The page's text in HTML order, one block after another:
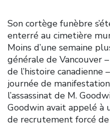
Son cortège funèbre
enterré au cimetière
Moins d’une semaine
générale de Vancouver
de l’histoire canadienne
journée de
l’assassinat de M.
Goodwin avait appelé à
de recrutement forcé de